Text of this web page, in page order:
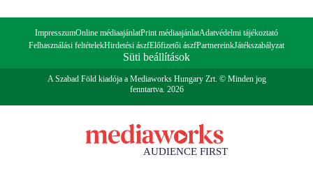
ImpresszumOnline médiaajánlatPrint médiaajánlatAdatvédelmi tájékoztató
Felhasználási feltételekHirdetési ászfElőfizetői ászfPartnereinkJátékszabályzat
Süti beállítások
A Szabad Föld kiadója a Mediaworks Hungary Zrt. © Minden jog
fenntartva. 2026